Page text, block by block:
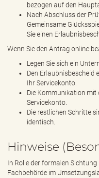
bezogen auf den
Nach Abschluss der
Gemeinsame
Sie einen
Wenn Sie den Antrag online
Legen Sie sich ein
Den Erlaubnisbescheid
Ihr Servicekonto.
Die Kommunikation mit
Servicekonto.
Die restlichen Schritte
identisch.
Hinweise
In Rolle der formalen
Fachbehörde im